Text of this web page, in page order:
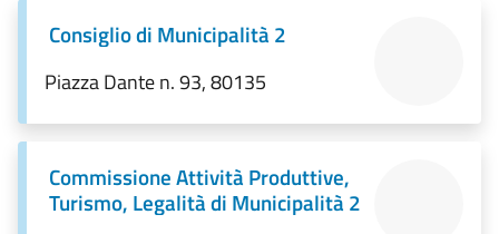
Consiglio di Municipalità 2
Piazza Dante n. 93, 80135
Commissione Attività Produttive,
Turismo, Legalità di Municipalità 2